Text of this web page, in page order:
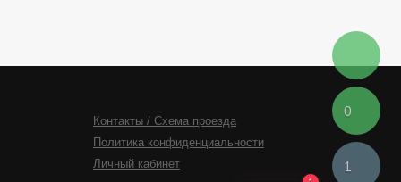
Контакты / Схема проезда
Политика конфиденциальности
Личный кабинет
0
1